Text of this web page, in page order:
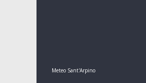
Meteo Sant'Arpino